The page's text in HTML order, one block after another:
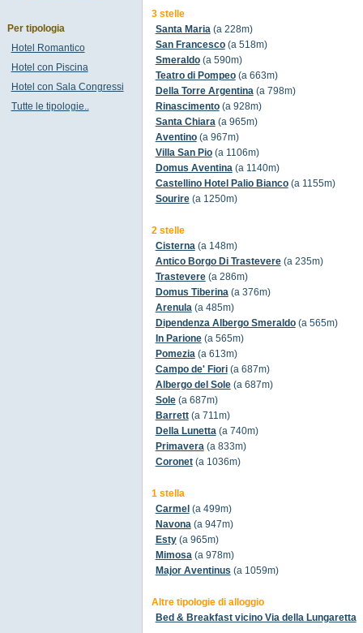
3 stelle
Santa Maria(a 228m)
San Francesco(a 518m)
Smeraldo(a 590m)
Teatro di Pompeo(a 663m)
Della Torre Argentina(a 798m)
Rinascimento(a 928m)
Santa Chiara(a 965m)
Aventino(a 967m)
Villa San Pio(a 1106m)
Domus Aventina(a 1140m)
Castellino Hotel Palio Bianco(a 1155m)
Sourire(a 1250m)
2 stelle
Cisterna(a 148m)
Antico Borgo Di Trastevere(a 235m)
Trastevere(a 286m)
Domus Tiberina(a 376m)
Arenula(a 485m)
Dipendenza Albergo Smeraldo(a 565m)
In Parione(a 565m)
Pomezia(a 613m)
Campo de' Fiori(a 687m)
Albergo del Sole(a 687m)
Sole(a 687m)
Barrett(a 711m)
Della Lunetta(a 740m)
Primavera(a 833m)
Coronet(a 1036m)
1 stella
Carmel (a 499m)
Navona(a 947m)
Esty(a 965m)
Mimosa(a 978m)
Major Aventinus (a 1059m)
Altre tipologie di alloggio
Bed & Breakfast vicino Via della Lungaretta
Per tipologia
Hotel Romantico
Hotel con Piscina
Hotel con Sala Congressi
Tutte le tipologie..